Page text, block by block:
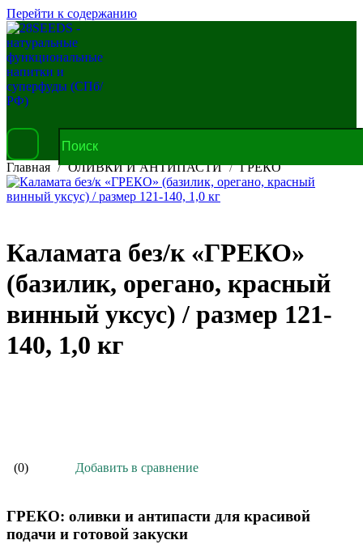
Перейти к содержанию
Главная ОЛИВКИ И АНТИПАСТИ ГРЕКО
Каламата без/к «ГРЕКО»
(базилик, орегано, красный
винный уксус) / размер 121-
140, 1,0 кг
(0) Добавить в сравнение
ГРЕКО: оливки и антипасти для красивой
подачи и готовой закуски